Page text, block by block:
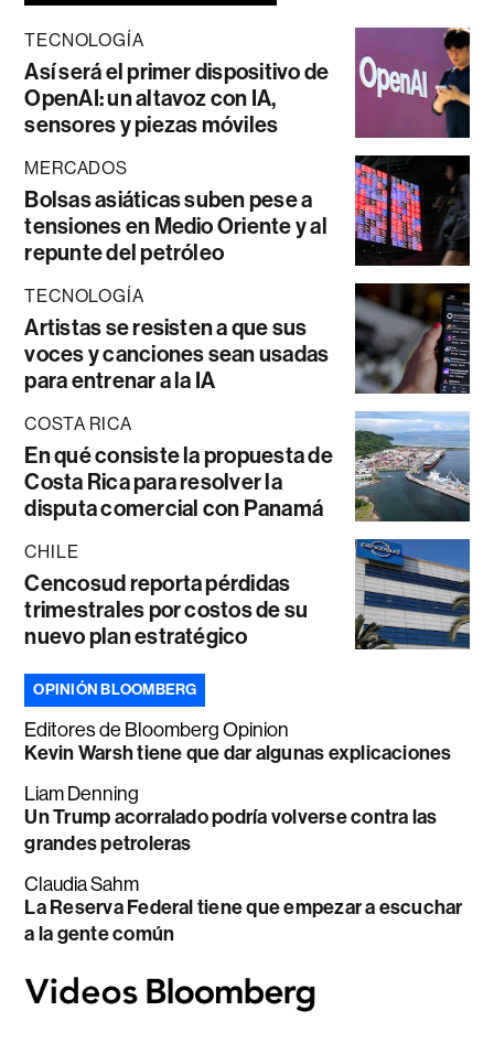
TECNOLOGÍA
Así será el primer dispositivo de
OpenAI: un altavoz con IA,
sensores y piezas móviles
MERCADOS
Bolsas asiáticas suben pese a
tensiones en Medio Oriente y al
repunte del petróleo
TECNOLOGÍA
Artistas se resisten a que sus
voces y canciones sean usadas
para entrenar a la IA
COSTA RICA
En qué consiste la propuesta de
Costa Rica para resolver la
disputa comercial con Panamá
CHILE
Cencosud reporta pérdidas
trimestrales por costos de su
nuevo plan estratégico
OPINIÓN BLOOMBERG
Editores de Bloomberg Opinion
Kevin Warsh tiene que dar algunas explicaciones
Liam Denning
Un Trump acorralado podría volverse contra las
grandes petroleras
Claudia Sahm
La Reserva Federal tiene que empezar a escuchar
a la gente común